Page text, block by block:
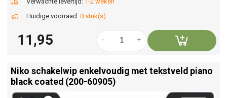
Huidige voorraad: 0 stuk(s)
11,95 +
-
Niko schakelwip enkelvoudig met tekstveld piano
black coated (200-60905)